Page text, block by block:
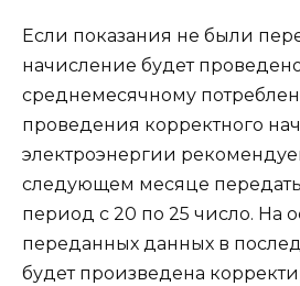
Если показания не были
начисление будет
среднемесячному
проведения корректного
электроэнергии
следующем месяце
период с 20 по 25 число. На
переданных данных в
будет произведена